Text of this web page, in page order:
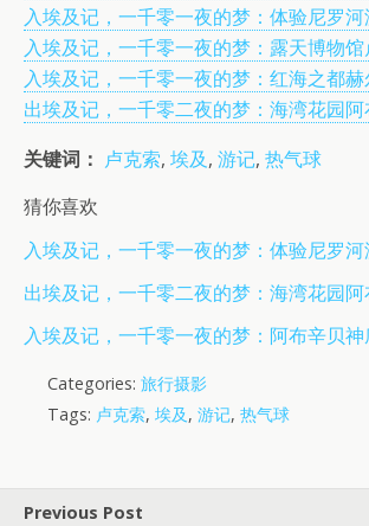
入埃及记，一千零一夜的梦：体验尼罗河
入埃及记，一千零一夜的梦：露天博物
入埃及记，一千零一夜的梦：红海之都
出埃及记，一千零二夜的梦：海湾花园阿
关键词： 卢克索, 埃及, 游记, 热气球
猜你喜欢
入埃及记，一千零一夜的梦：体验尼罗河
出埃及记，一千零二夜的梦：海湾花园阿
入埃及记，一千零一夜的梦：阿布辛贝神
Categories: 旅行摄影
Tags: 卢克索, 埃及, 游记, 热气球
Previous Post